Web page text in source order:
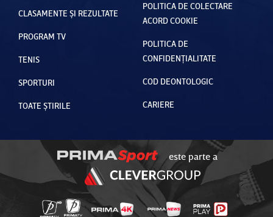
CLASAMENTE ȘI REZULTATE
PROGRAM TV
TENIS
SPORTURI
TOATE ȘTIRILE
POLITICA DE COLECTARE
ACORD COOKIE
POLITICA DE
CONFIDENȚIALITATE
COD DEONTOLOGIC
CARIERE
este parte a